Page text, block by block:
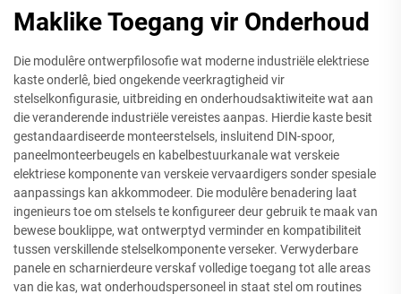
Maklike Toegang vir Onderhoud
Die modulêre ontwerpfilosofie wat moderne industriële elektriese
kaste onderlê, bied ongekende veerkragtigheid vir
stelselkonfigurasie, uitbreiding en onderhoudsaktiwiteite wat aan
die veranderende industriële vereistes aanpas. Hierdie kaste besit
gestandaardiseerde monteerstelsels, insluitend DIN-spoor,
paneelmonteerbeugels en kabelbestuurkanale wat verskeie
elektriese komponente van verskeie vervaardigers sonder spesiale
aanpassings kan akkommodeer. Die modulêre benadering laat
ingenieurs toe om stelsels te konfigureer deur gebruik te maak van
bewese bouklippe, wat ontwerptyd verminder en kompatibiliteit
tussen verskillende stelselkomponente verseker. Verwyderbare
panele en scharnierdeure verskaf volledige toegang tot alle areas
van die kas, wat onderhoudspersoneel in staat stel om routines